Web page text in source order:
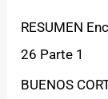
RESUMEN
26 Parte 1
BUENOS